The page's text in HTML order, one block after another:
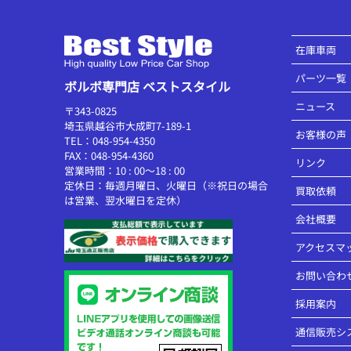
ボルボ専門店 ベストスタイル
〒343-0825
埼玉県越谷市大成町7-189-1
TEL：048-954-4350
FAX：048-954-4360
営業時間：10 : 00～18 : 00
定休日：毎週月曜日、火曜日（※祝日の場合
は営業、翌水曜日を定休）
在庫車両
パーツ一覧
ニュース
お客様の声
リンク
買取依頼
会社概要
アクセスマ
お問い合わ
採用案内
通信販売シ